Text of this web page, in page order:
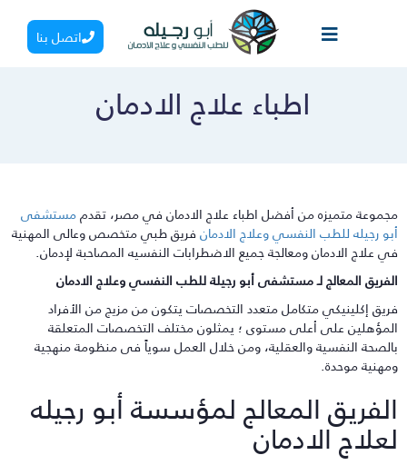
اتصل بنا
اطباء علاج الادمان
متميزه من أفضل اطباء علاج الادمان في مصر، تقدممستشفى
رجيله للطب النفسي وعلاج الادمانفريق طبي متخصص وعالى المهنية
علاج الادمان ومعالجة جميع الاضطرابات النفسيه المصاحبة لإدمان.
المعالج لـ مستشفى أبو رجيلة للطب النفسي وعلاج الادمان
إكلينيكي متكامل متعدد التخصصات يتكون من مزيج من الأفراد
على أعلى مستوى ؛ يمثلون مختلف التخصصات المتعلقة
النفسية والعقلية، ومن خلال العمل سوياً فى منظومة منهجية
موحدة.
المعالج لمؤسسة أبو رجيله
الادمان